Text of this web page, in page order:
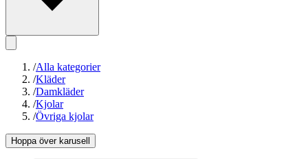
/Alla kategorier
/Kläder
/Damkläder
/Kjolar
/Övriga kjolar
Hoppa över karusell